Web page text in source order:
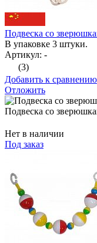
Подвеска со
В упаковке 3 штуки.
Артикул: -
(3)
Добавить к сравнению
Отложить
Подвеска со
Нет в наличии
Под заказ